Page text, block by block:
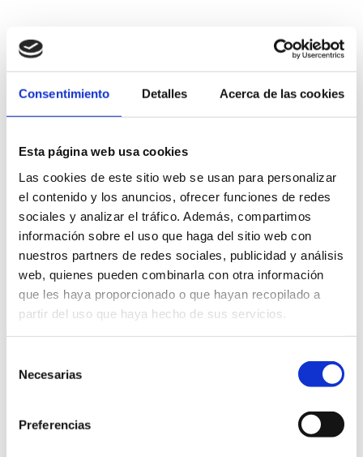
Consentimiento Detalles Acerca de las cookies
Esta página web usa cookies
Las cookies de este sitio web se usan para personalizar
el contenido y los anuncios, ofrecer funciones de redes
sociales y analizar el tráfico. Además, compartimos
información sobre el uso que haga del sitio web con
nuestros partners de redes sociales, publicidad y análisis
web, quienes pueden combinarla con otra información
que les haya proporcionado o que hayan recopilado a
partir del uso que haya hecho de sus servicios.
Necesarias
Preferencias
Balay, una marca con una línea de
diseño que encaja perfectamente
con el estilo de esta cocina azul y
blanca.
EL RESULTADO
personalidad, que refleja el estilo y el gusto
lo moderno y lo clásico, lo frío y lo cálido, lo
sobrio y lo llamativo. Una cocina que es, en